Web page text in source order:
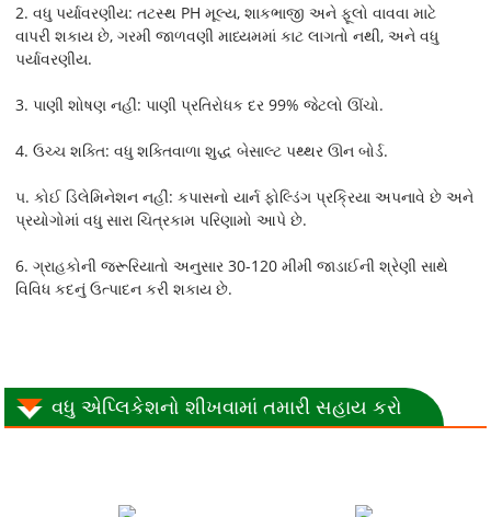
2. વધુ પર્યાવરણીય: તટસ્થ PH મૂલ્ય, શાકભાજી અને ફૂલો વાવવા માટે
વાપરી શકાય છે, ગરમી જાળવણી માધ્યમમાં કાટ લાગતો નથી, અને વધુ
પર્યાવરણીય.
3. પાણી શોષણ નહીં: પાણી પ્રતિરોધક દર 99% જેટલો ઊંચો.
4. ઉચ્ચ શક્તિ: વધુ શક્તિવાળા શુદ્ધ બેસાલ્ટ પથ્થર ઊન બોર્ડ.
૫. કોઈ ડિલેમિનેશન નહીં: કપાસનો યાર્ન ફોલ્ડિંગ પ્રક્રિયા અપનાવે છે અને
પ્રયોગોમાં વધુ સારા ચિત્રકામ પરિણામો આપે છે.
6. ગ્રાહકોની જરૂરિયાતો અનુસાર 30-120 મીમી જાડાઈની શ્રેણી સાથે
વિવિધ કદનું ઉત્પાદન કરી શકાય છે.
વધુ એપ્લિકેશનો શીખવામાં તમારી સહાય કરો